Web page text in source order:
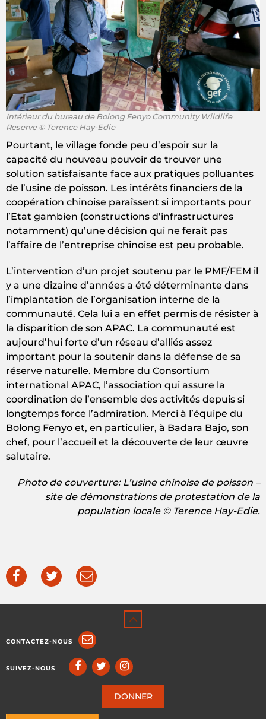
Intérieur du bureau de Bolong Fenyo Community Wildlife
Reserve © Terence Hay-Edie
Pourtant, le village fonde peu d’espoir sur la
capacité du nouveau pouvoir de trouver une
solution satisfaisante face aux pratiques polluantes
de l’usine de poisson. Les intérêts financiers de la
coopération chinoise paraîssent si importants pour
l’Etat gambien (constructions d’infrastructures
notamment) qu’une décision qui ne ferait pas
l’affaire de l’entreprise chinoise est peu probable.
L’intervention d’un projet soutenu par le PMF/FEM il
y a une dizaine d’années a été déterminante dans
l’implantation de l’organisation interne de la
communauté. Cela lui a en effet permis de résister à
la disparition de son APAC. La communauté est
aujourd’hui forte d’un réseau d’alliés assez
important pour la soutenir dans la défense de sa
réserve naturelle. Membre du Consortium
international APAC, l’association qui assure la
coordination de l’ensemble des activités depuis si
longtemps force l’admiration. Merci à l’équipe du
Bolong Fenyo et, en particulier, à Badara Bajo, son
chef, pour l’accueil et la découverte de leur œuvre
salutaire.
Photo de couverture: L’usine chinoise de poisson –
site de démonstrations de protestation de la
population locale © Terence Hay-Edie.
CONTACTEZ-NOUS
SUIVEZ-NOUS
DONNER